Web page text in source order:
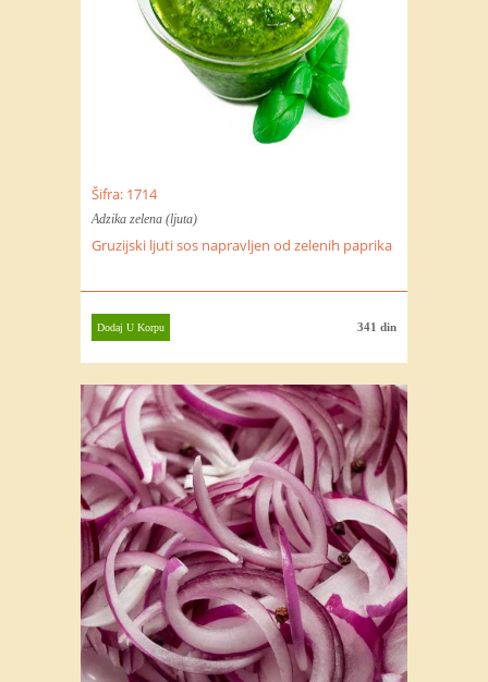
Šifra: 1714
Adzika zelena (ljuta)
Gruzijski ljuti sos napravljen od zelenih paprika
341 din
Dodaj U Korpu